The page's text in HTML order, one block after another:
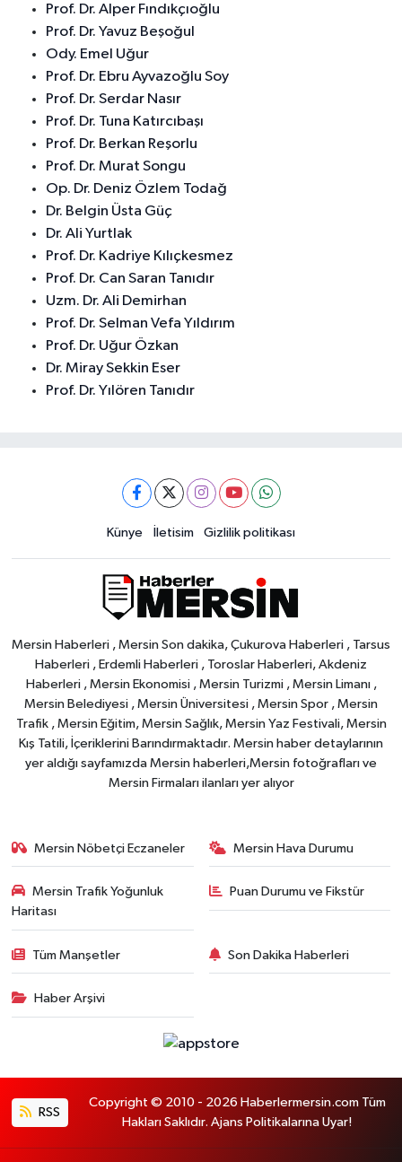
Prof. Dr. Alper Fındıkçıoğlu
Prof. Dr. Yavuz Beşoğul
Ody. Emel Uğur
Prof. Dr. Ebru Ayvazoğlu Soy
Prof. Dr. Serdar Nasır
Prof. Dr. Tuna Katırcıbaşı
Prof. Dr. Berkan Reşorlu
Prof. Dr. Murat Songu
Op. Dr. Deniz Özlem Todağ
Dr. Belgin Üsta Güç
Dr. Ali Yurtlak
Prof. Dr. Kadriye Kılıçkesmez
Prof. Dr. Can Saran Tanıdır
Uzm. Dr. Ali Demirhan
Prof. Dr. Selman Vefa Yıldırım
Prof. Dr. Uğur Özkan
Dr. Miray Sekkin Eser
Prof. Dr. Yılören Tanıdır
Künye İletisim Gizlilik politikası
Mersin Haberleri , Mersin Son dakika, Çukurova Haberleri , Tarsus
Haberleri , Erdemli Haberleri , Toroslar Haberleri, Akdeniz
Haberleri , Mersin Ekonomisi , Mersin Turizmi , Mersin Limanı ,
Mersin Belediyesi , Mersin Üniversitesi , Mersin Spor , Mersin
Trafik , Mersin Eğitim, Mersin Sağlık, Mersin Yaz Festivali, Mersin
Kış Tatili, İçeriklerini Barındırmaktadır. Mersin haber detaylarının
yer aldığı sayfamızda Mersin haberleri,Mersin fotoğrafları ve
Mersin Firmaları ilanları yer alıyor
Mersin Nöbetçi Eczaneler Mersin Hava Durumu
Mersin Trafik Yoğunluk
Haritası
Puan Durumu ve Fikstür
Tüm Manşetler Son Dakika Haberleri
Haber Arşivi
RSS
Copyright © 2010 - 2026 Haberlermersin.com Tüm
Hakları Saklıdır. Ajans Politikalarına Uyar!